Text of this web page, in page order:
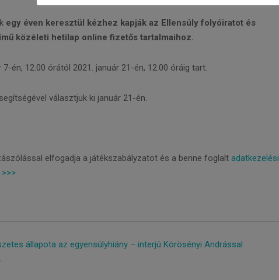
egy éven keresztül kézhez kapják az Ellensúly folyóiratot és
közéleti hetilap online fizetős tartalmaihoz.
7-én, 12.00 órától 2021. január 21-én, 12.00 óráig tart.
választjuk ki január 21-én.
elfogadja a játékszabályzatot és a benne foglalt adatkezelési
állapota az egyensúlyhiány – interjú Körösényi Andrással